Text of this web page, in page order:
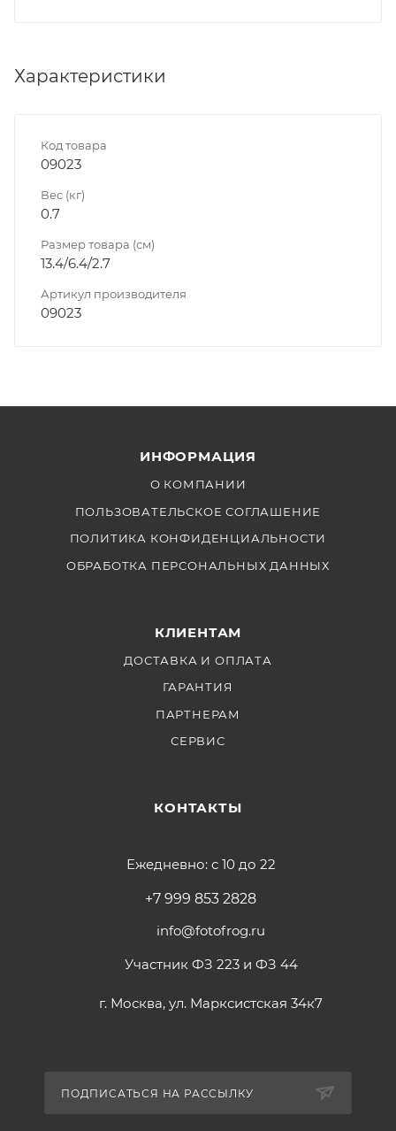
Характеристики
Код товара
09023
Вес (кг)
0.7
Размер товара (см)
13.4/6.4/2.7
Артикул производителя
09023
ИНФОРМАЦИЯ
О КОМПАНИИ
ПОЛЬЗОВАТЕЛЬСКОЕ СОГЛАШЕНИЕ
ПОЛИТИКА КОНФИДЕНЦИАЛЬНОСТИ
ОБРАБОТКА ПЕРСОНАЛЬНЫХ ДАННЫХ
КЛИЕНТАМ
ДОСТАВКА И ОПЛАТА
ГАРАНТИЯ
ПАРТНЕРАМ
СЕРВИС
КОНТАКТЫ
Ежедневно: с 10 до 22
+7 999 853 2828
info@fotofrog.ru
Участник ФЗ 223 и ФЗ 44
г. Москва, ул. Марксистская 34к7
ПОДПИСАТЬСЯ НА РАССЫЛКУ